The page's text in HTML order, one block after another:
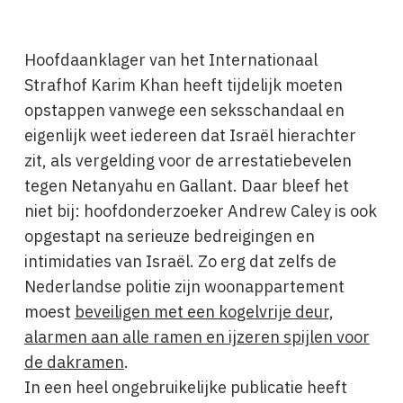
Hoofdaanklager van het Internationaal
Strafhof Karim Khan heeft tijdelijk moeten
opstappen vanwege een seksschandaal en
eigenlijk weet iedereen dat Israël hierachter
zit, als vergelding voor de arrestatiebevelen
tegen Netanyahu en Gallant. Daar bleef het
niet bij: hoofdonderzoeker Andrew Caley is ook
opgestapt na serieuze bedreigingen en
intimidaties van Israël. Zo erg dat zelfs de
Nederlandse politie zijn woonappartement
moest beveiligen met een kogelvrije deur,
alarmen aan alle ramen en ijzeren spijlen voor
de dakramen.
In een heel ongebruikelijke publicatie heeft